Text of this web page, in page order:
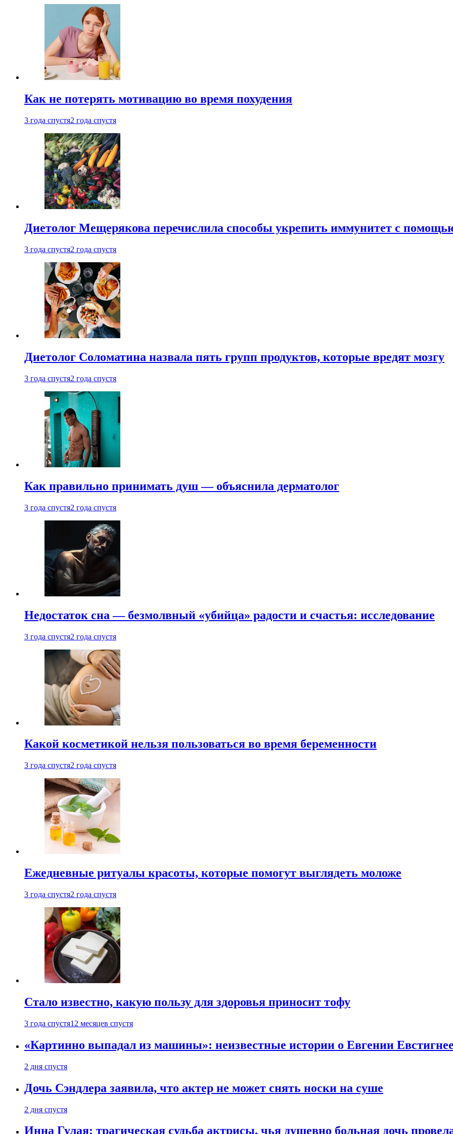
Как не потерять мотивацию во время похудения
3 года спустя2 года спустя
Диетолог Мещерякова перечислила способы укрепить иммунитет с
3 года спустя2 года спустя
Диетолог Соломатина назвала пять групп продуктов, которые вредят мозгу
3 года спустя2 года спустя
Как правильно принимать душ — объяснила дерматолог
3 года спустя2 года спустя
Недостаток сна — безмолвный «убийца» радости и счастья: исследование
3 года спустя2 года спустя
Какой косметикой нельзя пользоваться во время беременности
3 года спустя2 года спустя
Ежедневные ритуалы красоты, которые помогут выглядеть моложе
3 года спустя2 года спустя
Стало известно, какую пользу для здоровья приносит тофу
3 года спустя12 месяцев спустя
«Картинно выпадал из машины»: неизвестные истории о Евгении
2 дня спустя
Дочь Сэндлера заявила, что актер не может снять носки на суше
2 дня спустя
Инна Гулая: трагическая судьба актрисы, чья душевно больная дочь